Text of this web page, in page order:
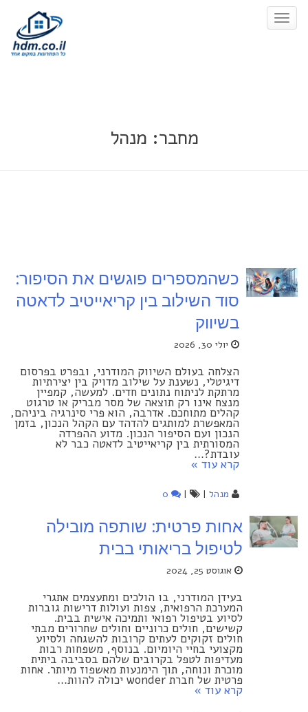
Toggle
Navigation
מחבר:מנהל
כשהמספרים פוגשים את הסיפור:
סוד השילוב בין קריאייטיב לדאטה
בשיווק
יולי 30, 2026
הצלחה בעולם השיווק המודרני, ובפרט בפרסום
דיגיטלי, נשענת על שילוב מדויק בין יצירתיות
מרתקת לניתוח נתונים חדים. למעשה, קמפיין
מנצח אינו רק תוצאה של מסר מבריק או טרגוט
קהלים מתוחכם. אדרבה, הוא פרי סינרגיה ביניהם,
המאפשרת למותגים להדהד עם הקהל הנכון, בזמן
הנכון ועם הסיפור הנכון. מדוע ההפרדה
המסורתית בין קריאייטיב לדאטה כבר לא
עובדת?…
קרא עוד »
מנהל|
|
0
אחות פרטית: שותפה מובילה
לטיפול בריאותי בבית
אוגוסט 25, 2024
בעידן המודרני, בו הולכים ומתעצמים אתגרי
המערכת הרפואית, צפות ועולות דרישות גוברות
לסיוע בטיפול רפואי ותמיכה אישית בבית.
קשישים, חולים כרוניים וחולים שחרורים מבתי
חולים זקוקים לעתים קרובות להשגחה ולסיוע
מקצועי בחיי היומיום. בנוסף, משפחות רבות
מעדיפות לטפל בקרובים שלהם בסביבה ביתית
מוכרת ונוחה, תוך הימנעות מאשפוז מיותר. אחות
פרטית של חברת wonder יכולה להוות…
קרא עוד »